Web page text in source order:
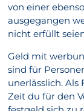
von einer
ausgegangen
nicht erfüllt
Geld mit
sind für
unerlässlich.
Zeit du für den